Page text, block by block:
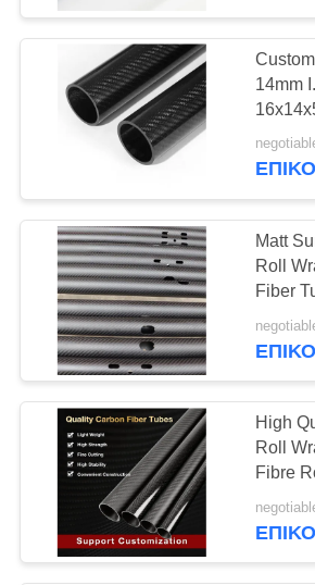
ΜΑΣ
ΕΛΆΤΕ
ΜΕ
ΖΗΤΉΣΤΕ
ΈΝΑ
ΑΠΌΣΠΑΣΜΑ
SITEMAP
PRIVACY
POLICY
Ίνα
Πολωνός
Σωλήνας ινών
άνθρακα
ινών
14mm
Round
Matt
Roll
Fiber
High
Roll
Fibre